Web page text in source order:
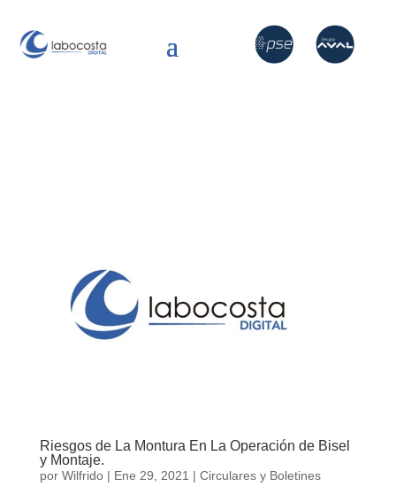
Riesgos de La Montura En La Operación de Bisel
y Montaje.
por Wilfrido| Ene 29, 2021 | Circulares y Boletines